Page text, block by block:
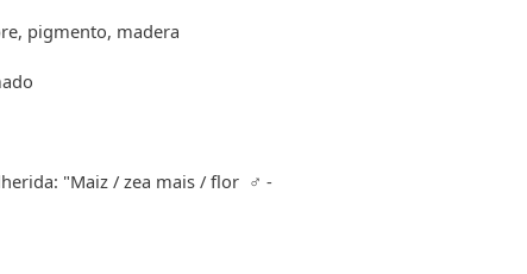
pigmento, madera
"Maiz / zea mais / flor ♂ -